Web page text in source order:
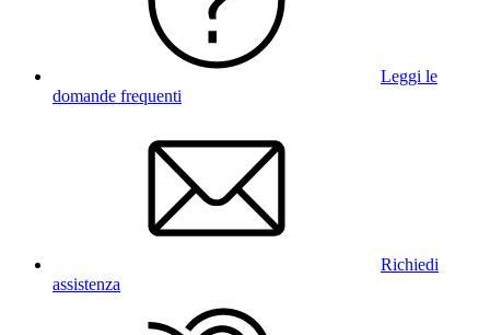
Leggi le
domande frequenti
Richiedi
assistenza